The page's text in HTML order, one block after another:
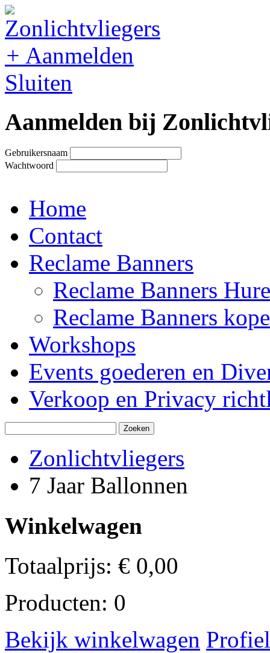
+ Aanmelden
Sluiten
Aanmelden bij
Gebruikersnaam
Wachtwoord
Home
Contact
Reclame Banners
Reclame Banners
Reclame Banners
Workshops
Events goederen en
Verkoop en Privacy
Zonlichtvliegers
7 Jaar Ballonnen
Winkelwagen
Totaalprijs: € 0,00
Producten: 0
Bekijk winkelwagen Profiel